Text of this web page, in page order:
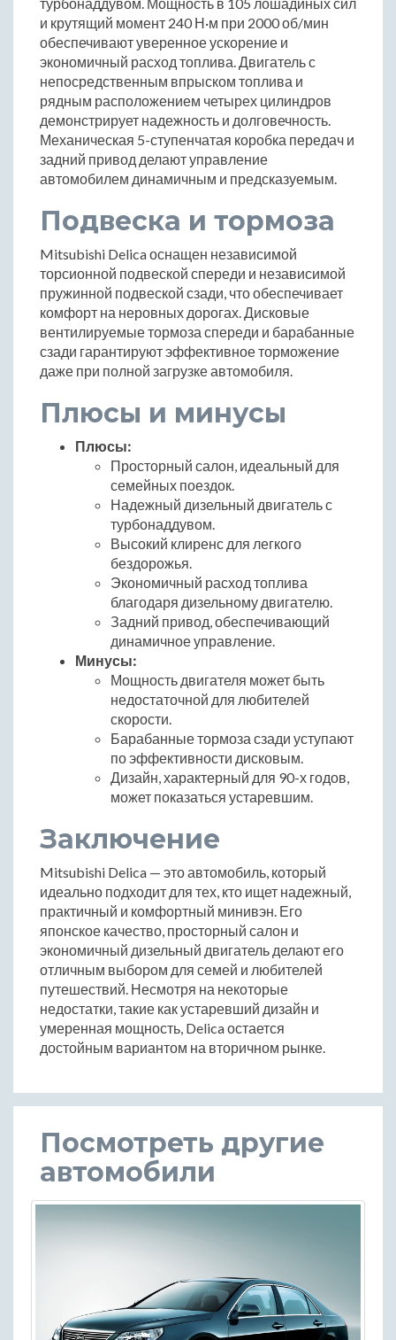
и крутящий момент 240 Н·м при 2000 об/мин
обеспечивают уверенное ускорение и
экономичный расход топлива. Двигатель с
непосредственным впрыском топлива и
рядным расположением четырех цилиндров
демонстрирует надежность и долговечность.
Механическая 5-ступенчатая коробка передач и
задний привод делают управление
автомобилем динамичным и предсказуемым.
Подвеска и тормоза
Mitsubishi Delica оснащен независимой
торсионной подвеской спереди и независимой
пружинной подвеской сзади, что обеспечивает
комфорт на неровных дорогах. Дисковые
вентилируемые тормоза спереди и барабанные
сзади гарантируют эффективное торможение
даже при полной загрузке автомобиля.
Плюсы и минусы
Плюсы:
Просторный салон, идеальный для
семейных поездок.
Надежный дизельный двигатель с
турбонаддувом.
Высокий клиренс для легкого
бездорожья.
Экономичный расход топлива
благодаря дизельному двигателю.
Задний привод, обеспечивающий
динамичное управление.
Минусы:
Мощность двигателя может быть
недостаточной для любителей
скорости.
Барабанные тормоза сзади уступают
по эффективности дисковым.
Дизайн, характерный для 90-х годов,
может показаться устаревшим.
Заключение
Mitsubishi Delica — это автомобиль, который
идеально подходит для тех, кто ищет надежный,
практичный и комфортный минивэн. Его
японское качество, просторный салон и
экономичный дизельный двигатель делают его
отличным выбором для семей и любителей
путешествий. Несмотря на некоторые
недостатки, такие как устаревший дизайн и
умеренная мощность, Delica остается
достойным вариантом на вторичном рынке.
Посмотреть другие
автомобили